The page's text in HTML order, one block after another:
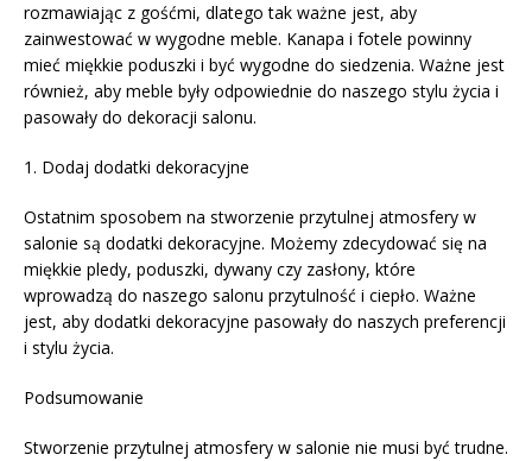
rozmawiając z gośćmi, dlatego tak ważne jest, aby
zainwestować w wygodne meble. Kanapa i fotele powinny
mieć miękkie poduszki i być wygodne do siedzenia. Ważne jest
również, aby meble były odpowiednie do naszego stylu życia i
pasowały do dekoracji salonu.
1. Dodaj dodatki dekoracyjne
Ostatnim sposobem na stworzenie przytulnej atmosfery w
salonie są dodatki dekoracyjne. Możemy zdecydować się na
miękkie pledy, poduszki, dywany czy zasłony, które
wprowadzą do naszego salonu przytulność i ciepło. Ważne
jest, aby dodatki dekoracyjne pasowały do naszych preferencji
i stylu życia.
Podsumowanie
Stworzenie przytulnej atmosfery w salonie nie musi być trudne.